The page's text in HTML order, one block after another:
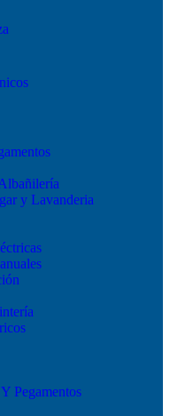
y Lavanderia
Pegamentos